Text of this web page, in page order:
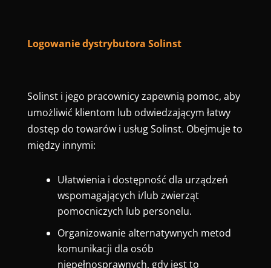
Logowanie dystrybutora Solinst
Solinst i jego pracownicy zapewnią pomoc, aby
umożliwić klientom lub odwiedzającym łatwy
dostęp do towarów i usług Solinst. Obejmuje to
między innymi:
Ułatwienia i dostępność dla urządzeń
wspomagających i/lub zwierząt
pomocniczych lub personelu.
Organizowanie alternatywnych metod
komunikacji dla osób
niepełnosprawnych, gdy jest to